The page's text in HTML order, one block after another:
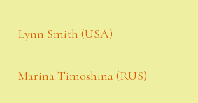
Lynn Smith (USA)
Marina Timoshina (RUS)